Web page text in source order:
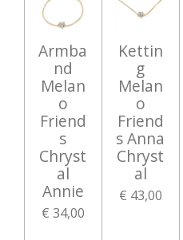
Armba
nd
Melan
o
Friend
s
Chryst
al
Annie
€ 34,00
Kettin
g
Melan
o
Friend
s Anna
Chryst
al
€ 43,00